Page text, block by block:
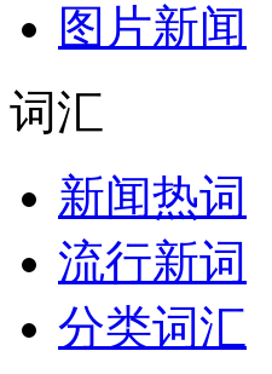
图片新闻
词汇
新闻热词
流行新词
分类词汇